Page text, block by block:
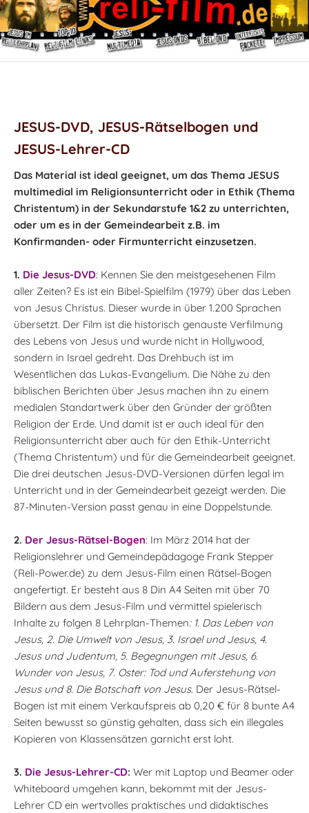
JESUS-DVD, JESUS-Rätselbogen und
JESUS-Lehrer-CD
Das Material ist ideal geeignet, um das Thema JESUS
multimedial im Religionsunterricht oder in Ethik (Thema
Christentum) in der Sekundarstufe 1&2 zu unterrichten,
oder um es in der Gemeindearbeit z.B. im
Konfirmanden- oder Firmunterricht einzusetzen.
1. Die Jesus-DVD: Kennen Sie den meistgesehenen Film
aller Zeiten? Es ist ein Bibel-Spielfilm (1979) über das Leben
von Jesus Christus. Dieser wurde in über 1.200 Sprachen
übersetzt. Der Film ist die historisch genauste Verfilmung
des Lebens von Jesus und wurde nicht in Hollywood,
sondern in Israel gedreht. Das Drehbuch ist im
Wesentlichen das Lukas-Evangelium. Die Nähe zu den
biblischen Berichten über Jesus machen ihn zu einem
medialen Standartwerk über den Gründer der größten
Religion der Erde. Und damit ist er auch ideal für den
Religionsunterricht aber auch für den Ethik-Unterricht
(Thema Christentum) und für die Gemeindearbeit geeignet.
Die drei deutschen Jesus-DVD-Versionen dürfen legal im
Unterricht und in der Gemeindearbeit gezeigt werden. Die
87-Minuten-Version passt genau in eine Doppelstunde.
2. Der Jesus-Rätsel-Bogen: Im März 2014 hat der
Religionslehrer und Gemeindepädagoge Frank Stepper
(Reli-Power.de) zu dem Jesus-Film einen Rätsel-Bogen
angefertigt. Er besteht aus 8 Din A4 Seiten mit über 70
Bildern aus dem Jesus-Film und vermittel spielerisch
Inhalte zu folgen 8 Lehrplan-Themen: 1. Das Leben von
Jesus, 2. Die Umwelt von Jesus, 3. Israel und Jesus, 4.
Jesus und Judentum, 5. Begegnungen mit Jesus, 6.
Wunder von Jesus, 7. Oster: Tod und Auferstehung von
Jesus und 8. Die Botschaft von Jesus. Der Jesus-Rätsel-
Bogen ist mit einem Verkaufspreis ab 0,20 € für 8 bunte A4
Seiten bewusst so günstig gehalten, dass sich ein illegales
Kopieren von Klassensätzen garnicht erst loht.
3. Die Jesus-Lehrer-CD: Wer mit Laptop und Beamer oder
Whiteboard umgehen kann, bekommt mit der Jesus-
Lehrer CD ein wertvolles praktisches und didaktisches